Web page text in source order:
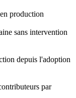
production
sans intervention
depuis l'adoption
par